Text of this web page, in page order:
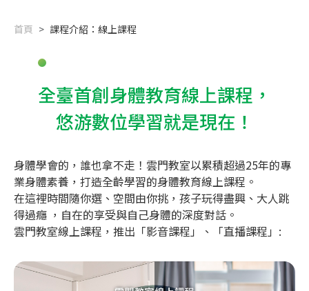
首頁 課程介紹：線上課程
全臺首創身體教育線上課程，
悠游數位學習就是現在！
身體學會的，誰也拿不走！雲門教室以累積超過25年的專
業身體素養，打造全齡學習的身體教育線上課程。
在這裡時間隨你選、空間由你挑，孩子玩得盡興、大人跳
得過癮 ，自在的享受與自己身體的深度對話。
雲門教室線上課程，推出「影音課程」、「直播課程」: